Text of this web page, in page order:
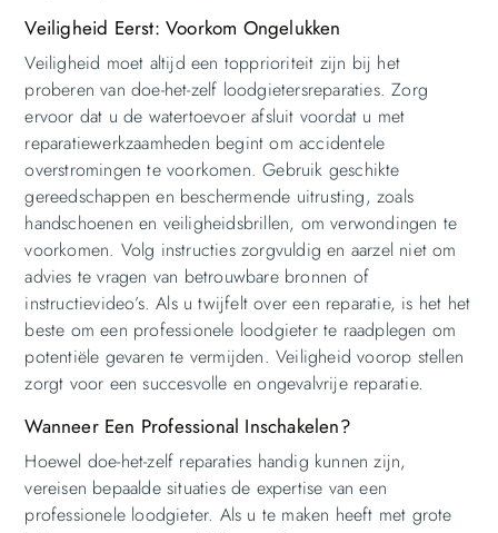
Veiligheid Eerst: Voorkom Ongelukken
Veiligheid moet altijd een topprioriteit zijn bij het
proberen van doe-het-zelf loodgietersreparaties. Zorg
ervoor dat u de watertoevoer afsluit voordat u met
reparatiewerkzaamheden begint om accidentele
overstromingen te voorkomen. Gebruik geschikte
gereedschappen en beschermende uitrusting, zoals
handschoenen en veiligheidsbrillen, om verwondingen te
voorkomen. Volg instructies zorgvuldig en aarzel niet om
advies te vragen van betrouwbare bronnen of
instructievideo’s. Als u twijfelt over een reparatie, is het het
beste om een professionele loodgieter te raadplegen om
potentiële gevaren te vermijden. Veiligheid voorop stellen
zorgt voor een succesvolle en ongevalvrije reparatie.
Wanneer Een Professional Inschakelen?
Hoewel doe-het-zelf reparaties handig kunnen zijn,
vereisen bepaalde situaties de expertise van een
professionele loodgieter. Als u te maken heeft met grote